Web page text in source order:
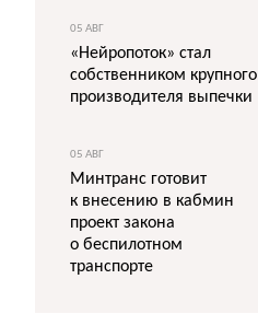
05 АВГ
«Нейропоток» стал
собственником крупного
производителя выпечки
05 АВГ
Минтранс готовит
к внесению в кабмин
проект закона
о беспилотном
транспорте